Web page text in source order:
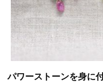
パワーストーンを身に